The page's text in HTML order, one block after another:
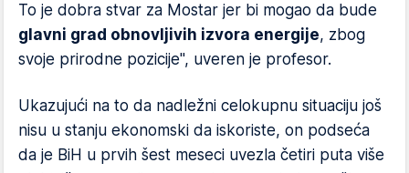
To je dobra stvar za Mostar jer bi mogao da bude
glavni grad obnovljivih izvora energije, zbog
svoje prirodne pozicije", uveren je profesor.
Ukazujući na to da nadležni celokupnu situaciju još
nisu u stanju ekonomski da iskoriste, on podseća
da je BiH u prvih šest meseci uvezla četiri puta više